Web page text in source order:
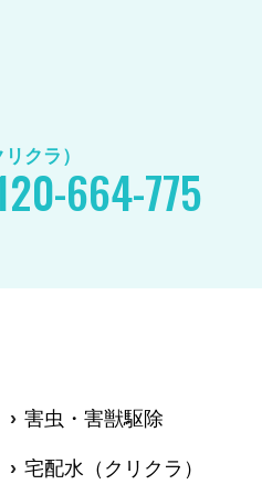
クラ）
664-775
害虫・害獣駆除
宅配水（クリクラ）